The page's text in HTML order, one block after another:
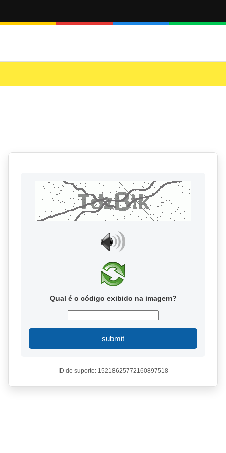
Qual é o código exibido na imagem?
submit
ID de suporte: 15218625772160897518